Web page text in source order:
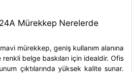
Mürekkep Nerelerde
mürekkep, geniş kullanım alanına
belge baskıları için idealdir. Ofis
çıktılarında yüksek kalite sunar.